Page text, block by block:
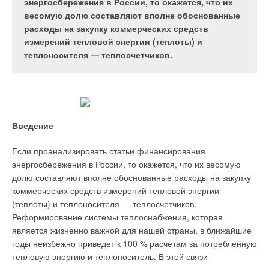
весомую долю составляют вполне обоснованные
расходы на закупку коммерческих средств
измерений тепловой энергии (теплоты) и
теплоносителя — теплосчетчиков.
Введение
Если проанализировать статьи финансирования
энергосбережения в России, то окажется, что их весомую
долю составляют вполне обоснованные расходы на закупку
коммерческих средств измерений тепловой энергии
(теплоты) и теплоносителя — теплосчетчиков.
Реформирование системы теплоснабжения, которая
является жизненно важной для нашей страны, в ближайшие
годы неизбежно приведет к 100 % расчетам за потребленную
тепловую энергию и теплоноситель. В этой связи
объединению тепла, получаемого из окружающей
среды, и тепла, получаемого при сгорании.
Настоящим прорывом в этой области стал
разработанный специалистами компании Vaillant
бесплатное тепло из окружающей среды. Два
адсорбирующих тепло, повышают эффективность
агрегата примерно от 25–30 до 135% относительно
нижнего значения теплоты сгорания. И это при
полном отсутствии отрицательно влияющих на
климат углеводородных соединений во
внутреннем контуре теплообмена. Модулям
достаточно воды в качестве хладагента.
сертификат качества ISO 9002. История компании
Ferroli S.p.A. началась в 1955 г. с производства
стальных котлов. Это была небольшая
мастерская, открытая основателем компании
Сегодня в составе концерна Ferroli пять производственных
дивизионов — отопительный, климатический, дивизионы
отопительных радиаторов, гидромассажных ванн и
электродвигателей; деcять производственных
подразделений в Италии, Германии, Испании и Китае, и 12
коммерческих отделений в 9 европейских странах.Ferroli
S.p.А. принадлежат такие известные бренды, как Lamborghini
calor, FER, Starclima, Rapido, Joanes, Eurotherm. В